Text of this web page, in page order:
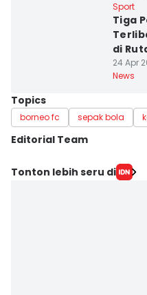
Sport
Tiga
di
24 Apr
News
Topics
borneo fc sepak bola
Editorial Team
Editor
Tonton lebih seru di